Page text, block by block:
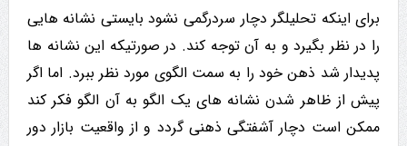
برای اینکه تحلیلگر دچار سردرگمی نشود بایستی نشانه هایی
را در نظر بگیرد و به آن توجه کند. در صورتیکه این نشانه ها
پدیدار شد ذهن خود را به سمت الگوی مورد نظر ببرد. اما اگر
پیش از ظاهر شدن نشانه های یک الگو به آن الگو فکر کند
ممکن است دچار آشفتگی ذهنی گردد و از واقعیت بازار دور